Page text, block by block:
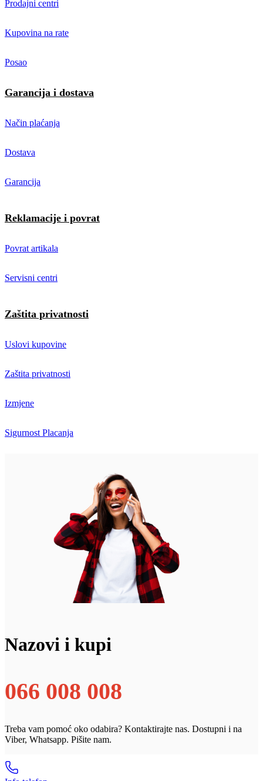
Prodajni centri
Kupovina na rate
Posao
Garancija i dostava
Način plaćanja
Dostava
Garancija
Reklamacije i povrat
Povrat artikala
Servisni centri
Zaštita privatnosti
Uslovi kupovine
Zaštita privatnosti
Izmjene
Sigurnost Placanja
Nazovi i kupi
066 008 008
Treba vam pomoć oko odabira? Kontaktirajte nas. Dostupni i na
Viber, Whatsapp. Pišite nam.